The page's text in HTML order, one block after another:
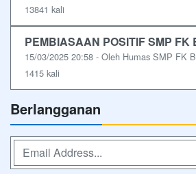
13841 kali
PEMBIASAAN POSITIF SMP FK
15/03/2025 20:58 - Oleh Humas SMP FK
1415 kali
Berlangganan